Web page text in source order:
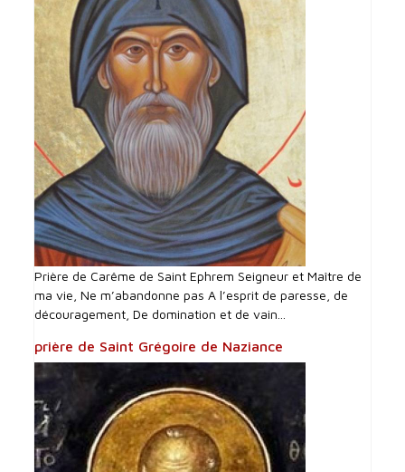
Prière de Carême de Saint Ephrem Seigneur et Maître de
ma vie, Ne m’abandonne pas A l’esprit de paresse, de
découragement, De domination et de vain...
prière de Saint Grégoire de Naziance